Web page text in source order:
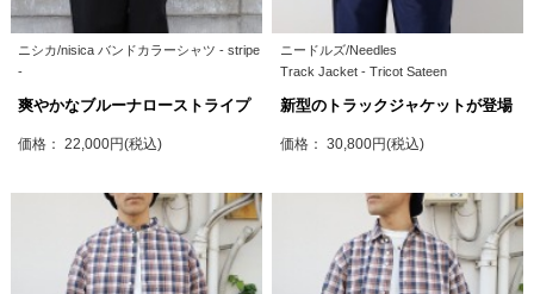
ニシカ/nisica バンドカラーシャツ - stripe
-
爽やかなブルーナローストライプ
価格： 22,000円(税込)
ニードルズ/Needles
Track Jacket - Tricot Sateen
新型のトラックジャケットが登場
価格： 30,800円(税込)